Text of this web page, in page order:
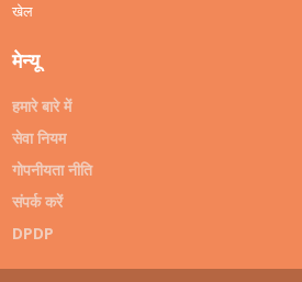
खेल
मेन्यू
हमारे बारे में
सेवा नियम
गोपनीयता नीति
संपर्क करें
DPDP